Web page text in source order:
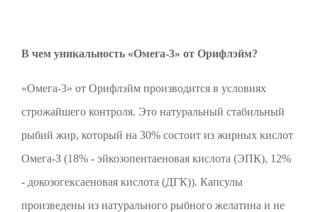
В чем уникальность «Омега-3» от Орифлэйм?
«Омега-3» от Орифлэйм производится в условиях
строжайшего контроля. Это натуральный стабильный
рыбий жир, который на 30% состоит из жирных кислот
Омега-З (18% - эйкозопентаеновая кислота (ЭПК), 12%
- докозогексаеновая кислота (ДГК)). Капсулы
произведены из натурального рыбного желатина и не